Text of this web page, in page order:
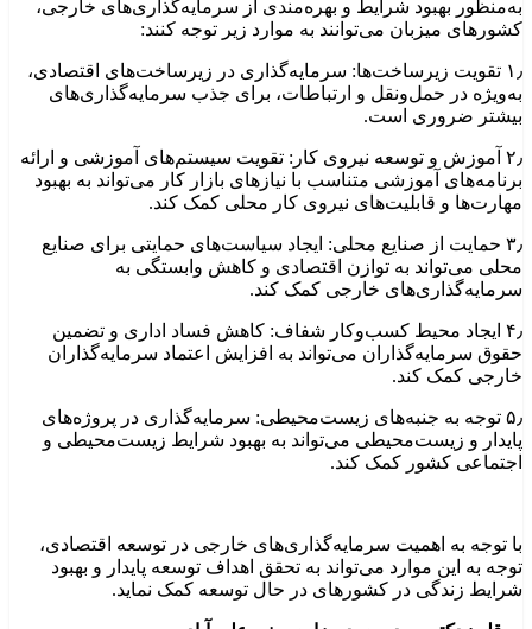
به‌منظور بهبود شرایط و بهره‌مندی از سرمایه‌گذاری‌های خارجی،
کشورهای میزبان می‌توانند به موارد زیر توجه کنند:
۱٫ تقویت زیرساخت‌ها: سرمایه‌گذاری در زیرساخت‌های اقتصادی،
به‌ویژه در حمل‌ونقل و ارتباطات، برای جذب سرمایه‌گذاری‌های
بیشتر ضروری است.
۲٫ آموزش و توسعه نیروی کار: تقویت سیستم‌های آموزشی و ارائه
برنامه‌های آموزشی متناسب با نیازهای بازار کار می‌تواند به بهبود
مهارت‌ها و قابلیت‌های نیروی کار محلی کمک کند.
۳٫ حمایت از صنایع محلی: ایجاد سیاست‌های حمایتی برای صنایع
محلی می‌تواند به توازن اقتصادی و کاهش وابستگی به
سرمایه‌گذاری‌های خارجی کمک کند.
۴٫ ایجاد محیط کسب‌وکار شفاف: کاهش فساد اداری و تضمین
حقوق سرمایه‌گذاران می‌تواند به افزایش اعتماد سرمایه‌گذاران
خارجی کمک کند.
۵٫ توجه به جنبه‌های زیست‌محیطی: سرمایه‌گذاری در پروژه‌های
پایدار و زیست‌محیطی می‌تواند به بهبود شرایط زیست‌محیطی و
اجتماعی کشور کمک کند.
با توجه به اهمیت سرمایه‌گذاری‌های خارجی در توسعه اقتصادی،
توجه به این موارد می‌تواند به تحقق اهداف توسعه پایدار و بهبود
شرایط زندگی در کشورهای در حال توسعه کمک نماید.